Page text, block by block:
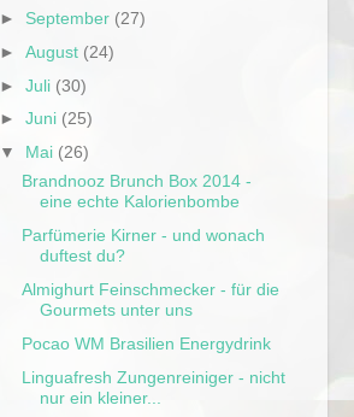
► September (27)
►August (24)
►Juli (30)
►Juni (25)
▼ Mai (26)
Brandnooz Brunch Box 2014 -
eine echte Kalorienbombe
Parfümerie Kirner - und wonach
duftest du?
Almighurt Feinschmecker - für die
Gourmets unter uns
Pocao WM Brasilien Energydrink
Linguafresh Zungenreiniger - nicht
nur ein kleiner...